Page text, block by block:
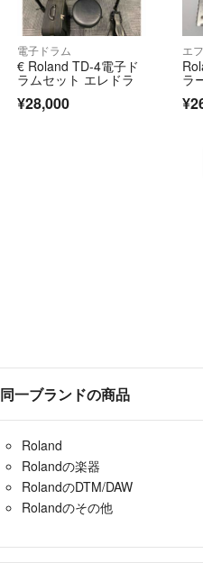
電子ドラム
€ Roland TD-4電子ド
ラムセット エレドラ
¥28,000
エ
ラ
同一ブランドの商品
Roland
Rolandの楽器
RolandのDTM/DAW
Rolandのその他